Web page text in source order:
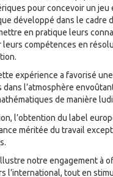
pour concevoir un jeu
développé dans le cadre
en pratique leurs
compétences en
expérience a favorisé
dans l’atmosphère
de manière
l’obtention du label
méritée du travail
notre engagement à
l’international, tout en